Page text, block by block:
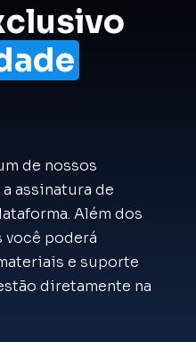
de nossos
assinatura de
Além dos
poderá
e suporte
diretamente na